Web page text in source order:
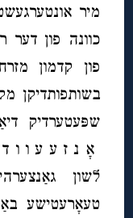
מיר
כוונה פון דער
פון קדמון
בשותפותדיקן
שפּעטערדיק
אָ נ ז ע ע ו ו
לשון
טעאָרעטישע